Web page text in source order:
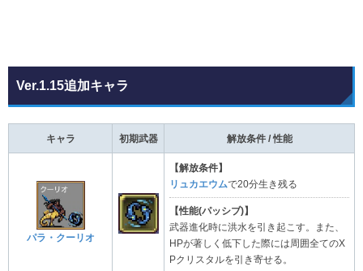
Ver.1.15追加キャラ
キャラ 初期武器 解放条件 / 性能
パラ・クーリオ
【解放条件】
リュカエウムで20分生き残る
【性能(パッシブ)】
武器進化時に洪水を引き起こす。また、
HPが著しく低下した際には周囲全てのX
Pクリスタルを引き寄せる。